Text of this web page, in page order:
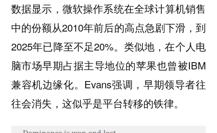
数据显示，微软操作系统在全球计算机销售
中的份额从2010年前后的高点急剧下滑，到
2025年已降至不足20%。类似地，在个人电
脑市场早期占据主导地位的苹果也曾被IBM
兼容机边缘化。Evans强调，早期领导者往
往会消失，这似乎是平台转移的铁律。